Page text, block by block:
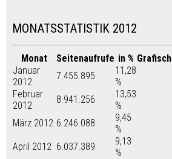
MONATSSTATISTIK 2012
Monat Seitenaufrufe in % Grafisch
Januar
2012
7.455.895
11,28
%
Februar
2012
8.941.256
13,53
%
März 2012 6.246.088
9,45
%
April 2012 6.037.389
9,13
%